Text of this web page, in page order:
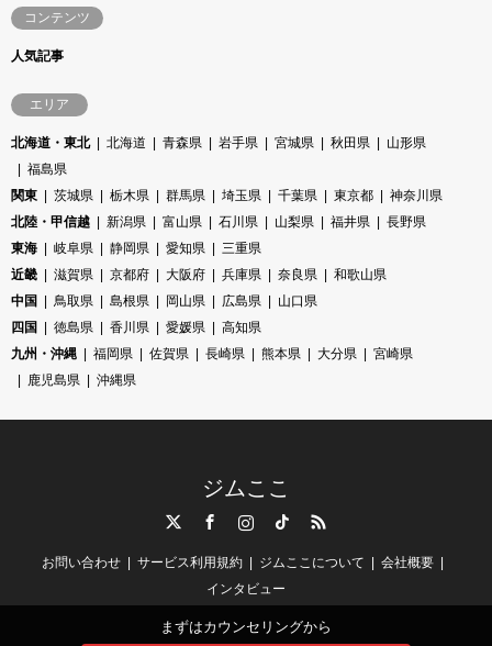
コンテンツ
人気記事
エリア
北海道・東北 北海道 青森県 岩手県 宮城県 秋田県
山形県
福島県
関東
茨城県 栃木県 群馬県 埼玉県 千葉県 東京都
神奈川県
北陸・甲信越
新潟県 富山県 石川県 山梨県 福井県
長野県
東海
岐阜県 静岡県 愛知県
三重県
近畿
滋賀県 京都府 大阪府 兵庫県 奈良県
和歌山県
中国
鳥取県 島根県 岡山県 広島県
山口県
四国
徳島県 香川県 愛媛県
高知県
九州・沖縄
福岡県 佐賀県 長崎県 熊本県 大分県
宮崎県
鹿児島県
沖縄県
ジムここ
TikTok RSS
お問い合わせ サービス利用規約 ジムここについて
会社概要
インタビュー
まずはカウンセリングから